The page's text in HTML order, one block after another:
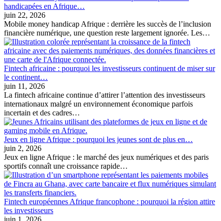
handicapées en Afrique…
juin 22, 2026
Mobile money handicap Afrique : derrière les succès de l’inclusion
financière numérique, une question reste largement ignorée. Les…
Fintech africaine : pourquoi les investisseurs continuent de miser sur
le continent…
juin 11, 2026
La fintech africaine continue d’attirer l’attention des investisseurs
internationaux malgré un environnement économique parfois
incertain et des cadres…
Jeux en ligne Afrique : pourquoi les jeunes sont de plus en…
juin 2, 2026
Jeux en ligne Afrique : le marché des jeux numériques et des paris
sportifs connaît une croissance rapide…
Fintech européennes Afrique francophone : pourquoi la région attire
les investisseurs
juin 1, 2026